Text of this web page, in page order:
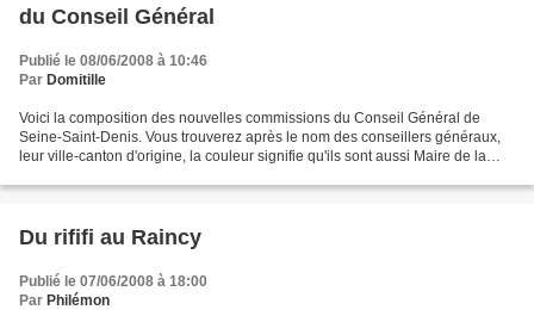
du Conseil Général
Publié le 08/06/2008 à 10:46
Par Domitille
Voici la composition des nouvelles commissions du Conseil Général de
Seine-Saint-Denis. Vous trouverez après le nom des conseillers généraux,
leur ville-canton d'origine, la couleur signifie qu'ils sont aussi Maire de la
Du rififi au Raincy
Publié le 07/06/2008 à 18:00
Par Philémon